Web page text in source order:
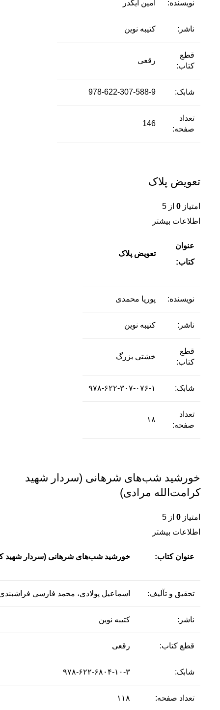
نویسنده: امین ایگدر
ناشر: کتیبه نوین
قطع
کتاب:
رقعی
شابک: 978-622-307-588-9
تعداد
صفحه:
146
تعویض پلاک
امتیاز 0 از 5
اطلاعات بیشتر
عنوان
کتاب:
تعویض پلاک
نویسنده: پوریا محمدی
ناشر: کتیبه نوین
قطع
کتاب:
خشتی بزرگ
شابک: ۹۷۸-۶۲۲-۳۰۷-۰۷۶-۱
تعداد
صفحه:
۱۸
خورشید شب‌های شرهانی (سردار شهید
کرامت‌الله مرادی)
امتیاز 0 از 5
اطلاعات بیشتر
عنوان کتاب: خورشید شب‌های شرهانی (سردار شهید
تحقیق و تآلیف: اسماعیل پولادی، محمد فارسی
ناشر: کتیبه نوین
قطع کتاب: رقعی
شابک: ۹۷۸-۶۲۲-۶۸۰۴-۱۰-۳
تعداد صفحه: ۱۱۸